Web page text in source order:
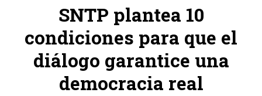
SNTP plantea 10
condiciones para que el
diálogo garantice una
democracia real